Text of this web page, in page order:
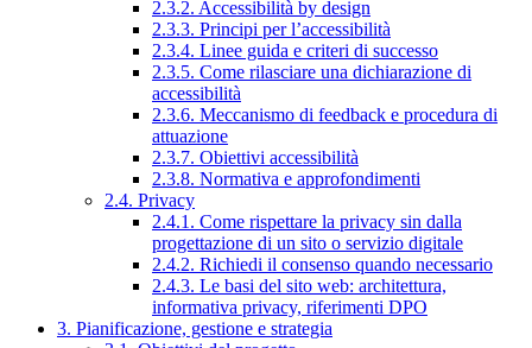
2.3.2. Accessibilità by design
2.3.3. Principi per l’accessibilità
2.3.4. Linee guida e criteri di successo
2.3.5. Come rilasciare una dichiarazione di
accessibilità
2.3.6. Meccanismo di feedback e procedura di
attuazione
2.3.7. Obiettivi accessibilità
2.3.8. Normativa e approfondimenti
2.4. Privacy
2.4.1. Come rispettare la privacy sin dalla
progettazione di un sito o servizio digitale
2.4.2. Richiedi il consenso quando necessario
2.4.3. Le basi del sito web: architettura,
informativa privacy, riferimenti DPO
3. Pianificazione, gestione e strategia